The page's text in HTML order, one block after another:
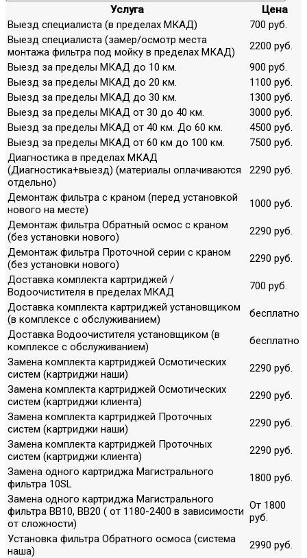
Услуга
Цена
Выезд специалиста (в пределах МКАД)
700 руб.
Выезд специалиста (замер/осмотр места
монтажа фильтра под мойку в пределах МКАД)
2200 руб.
Выезд за пределы МКАД до 10 км.
900 руб.
Выезд за пределы МКАД до 20 км.
1100 руб.
Выезд за пределы МКАД до 30 км.
1300 руб.
Выезд за пределы МКАД от 30 до 40 км.
3000 руб.
Выезд за пределы МКАД от 40 км. До 60 км.
4500 руб.
Выезд за пределы МКАД от 60 км до 100 км.
7500 руб.
Диагностика в пределах МКАД
(Диагностика+выезд) (материалы оплачиваются
отдельно)
2290 руб.
Демонтаж фильтра с краном (перед установкой
нового на месте)
1000 руб.
Демонтаж фильтра Обратный осмос с краном
(без установки нового)
2290 руб.
Демонтаж фильтра Проточной серии с краном
(без установки нового)
2290 руб.
Доставка комплекта картриджей /
Водоочистителя в пределах МКАД
700 руб.
Доставка комплекта картриджей установщиком
(в комплексе с обслуживанием)
бесплатно
Доставка Водоочистителя установщиком (в
комплексе с обслуживанием)
бесплатно
Замена комплекта картриджей Осмотических
систем (картриджи наши)
2290 руб.
Замена комплекта картриджей Осмотических
систем (картриджи клиента)
2290 руб.
Замена комплекта картриджей Проточных
систем (картриджи наши)
2290 руб.
Замена комплекта картриджей Проточных
систем (картриджи клиента)
2290 руб.
Замена одного картриджа Магистрального
фильтра 10SL
1800 руб.
Замена одного картриджа Магистрального
фильтра ВВ10, ВВ20 ( от 1180-2400 в зависимости
от сложности)
От 1800
руб.
Установка фильтра Обратного осмоса (система
наша)
2990 руб.